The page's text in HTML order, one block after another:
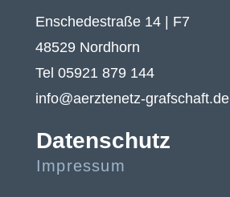
Enschedestraße 14 | F7
48529 Nordhorn
Tel 05921 879 144
info@aerztenetz-grafschaft.de
Datenschutz
Impressum